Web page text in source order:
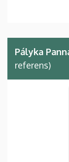
Pályka
referens)